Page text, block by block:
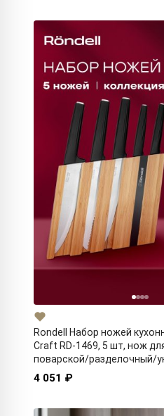
Rondell Набор ножей
Craft RD-1469, 5 шт, нож
поварской/разделочный/
4 051 ₽